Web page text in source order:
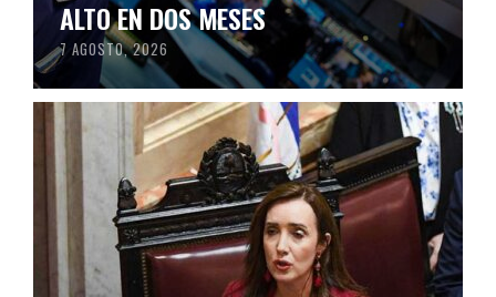
ALTO EN DOS MESES
7 AGOSTO, 2026